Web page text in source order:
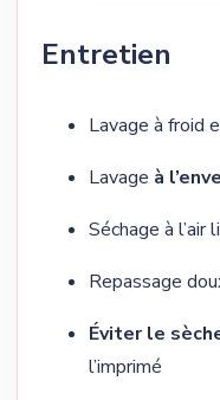
Entretien
Lavage à froid
Lavage à
Séchage à l’air
Repassage
Éviter le
l’imprimé